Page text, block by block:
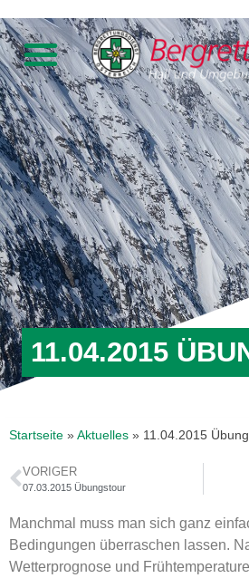
11.04.2015
Startseite » Aktuelles » 11.04.2015
VORIGER
07.03.2015 Übungstour
Manchmal muss man sich ganz
Bedingungen überraschen lassen.
Wetterprognose und